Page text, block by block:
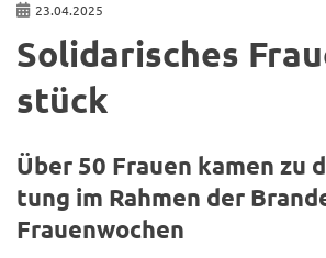
23.04.2025
So­li­da­ri­sches
stück
Über 50 Frau­en kamen zu
tung im Rah­men der
Frau­en­wo­chen